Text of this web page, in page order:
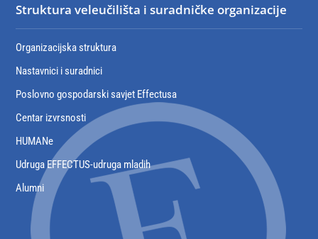
Struktura veleučilišta i suradničke organizacije
Organizacijska struktura
Nastavnici i suradnici
Poslovno gospodarski savjet Effectusa
Centar izvrsnosti
HUMANe
Udruga EFFECTUS-udruga mladih
Alumni